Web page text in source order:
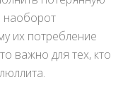
наоборот
их потребление
важно для тех, кто